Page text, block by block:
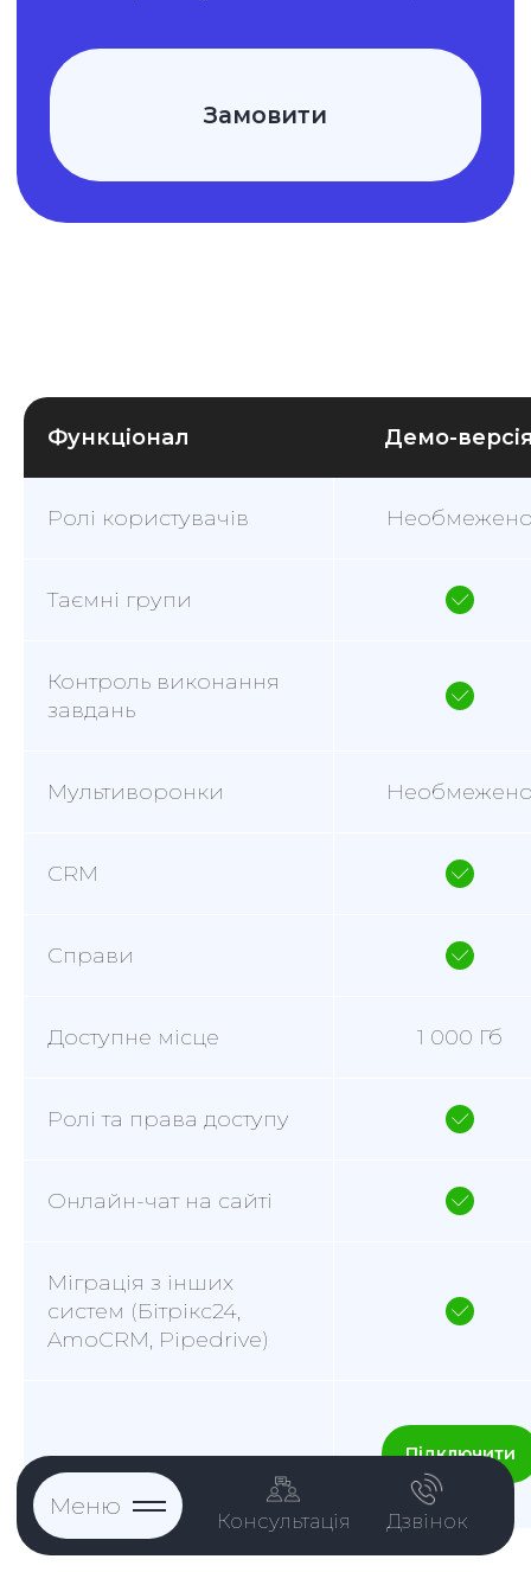
Функціонал Демо-
Ролі користувачів
Таємні групи
Контроль виконання
завдань
Мультиворонки
CRM
Справи
Доступне місце 1 000 Гб
Ролі та права доступу
Онлайн-чат на сайті
Міграція з інших
систем (Бітрікс24,
AmoCRM, Pipedrive)
Підключити